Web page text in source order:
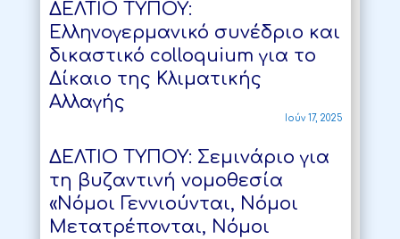
ΔΕΛΤΙΟ ΤΥΠΟΥ:
Ελληνογερμανικό συνέδριο και
δικαστικό colloquium για το
Δίκαιο της Κλιματικής
Αλλαγής
Ιούν 17, 2025
ΔΕΛΤΙΟ ΤΥΠΟΥ: Σεμινάριο για
τη βυζαντινή νομοθεσία
«Νόμοι Γεννιούνται, Νόμοι
Μετατρέπονται, Νόμοι